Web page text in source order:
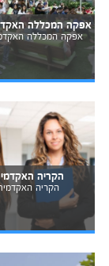
אפקה המכללה
אפקה המכללה
הקריה
הקריה